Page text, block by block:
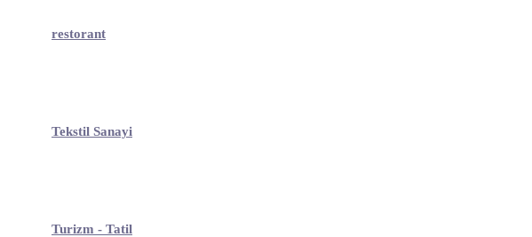
restorant
Tekstil Sanayi
Turizm - Tatil